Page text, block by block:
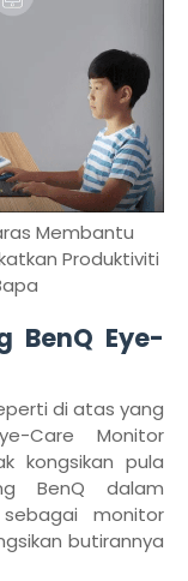
Membantu
Produktiviti
BenQ Eye-
di atas yang
Care Monitor
kongsikan pula
BenQ dalam
monitor
butirannya